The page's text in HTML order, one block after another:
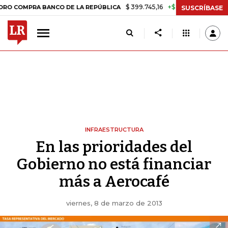
BANCO DE LA REPÚBLICA $ 399.745,16 +$ 2.295,71 +0,58%
SUSCRÍBASE
INFRAESTRUCTURA
En las prioridades del
Gobierno no está financiar
más a Aerocafé
viernes, 8 de marzo de 2013